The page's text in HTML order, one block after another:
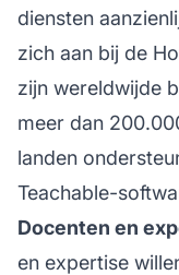
diensten
zich aan bij de
zijn wereldwijde
meer dan
landen
Teachable-
Docenten en
en expertise